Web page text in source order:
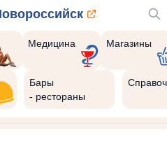
Медицина Магазины
Бары
- рестораны